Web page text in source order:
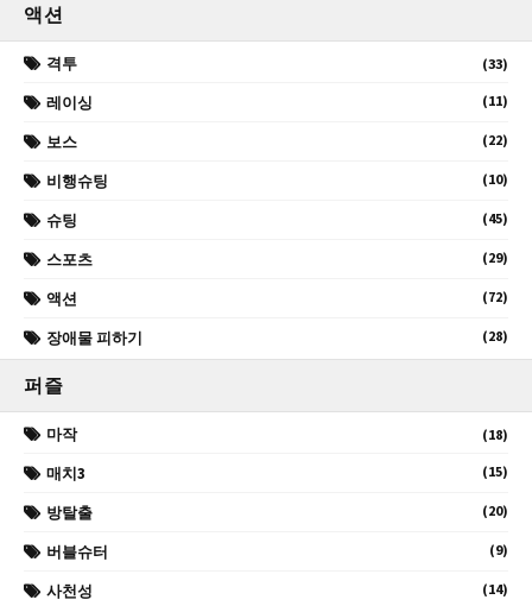
액션
격투 (33)
레이싱 (11)
보스 (22)
비행슈팅 (10)
슈팅 (45)
스포츠 (29)
액션 (72)
장애물 피하기 (28)
퍼즐
마작 (18)
매치3 (15)
방탈출 (20)
버블슈터 (9)
사천성 (14)